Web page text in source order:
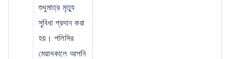
শুধুমাত্র মৃত্যু
সুবিধা প্রদান করা
হয়। পলিসির
মেয়াদকালে আপনি